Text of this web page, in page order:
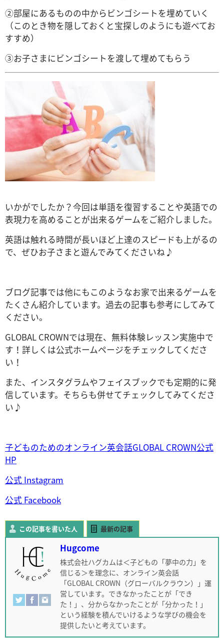
②部屋にあるものの中からビンゴシートを埋めていく
（このとき物を隠しておくと宝探しのようにも遊べてお
すすめ）
③お子さまにビンゴシートを渡して埋めてもらう
いかがでしたか？今回は単語を復習することや英語での
表現力を高めることが出来るゲームをご紹介しました。
英語は触れる時間が長いほど上達のスピードも上がるの
で、ぜひお子さまと遊んでみてくださいね♪
ブログ記事では他にもこのようなお家で出来るゲームを
たくさん紹介しています。過去の記事も参考にしてみて
ください。
GLOBAL CROWNでは現在、無料体験レッスン実施中で
す！詳しくは公式ホームページをチェックしてくださ
い！
また、インスタグラムやフェイスブックでも定期的に発
信しています。そちらも併せてチェックしてみてくださ
い♪
子どものためのオンライン英会話GLOBAL CROWN公式
HP
公式 Instagram
公式 Facebook
この記事を書いた人 最新の記事
Hugcome
株式会社ハグカムは＜子どもの「夢中の力」を
信じる＞を理念に、オンライン英会話
「GLOBAL CROWN（グローバルクラウン）」運
営しています。できなかったことが「でき
た！」、分からなかったことが「分かった！」
という経験を積んでいけるような学びの機会を
提供したいと考えています。